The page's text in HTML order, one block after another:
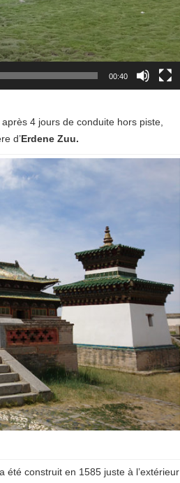
00:40
4 jours de conduite hors piste,
d’Erdene Zuu.
construit en 1585 juste à l’extérieur